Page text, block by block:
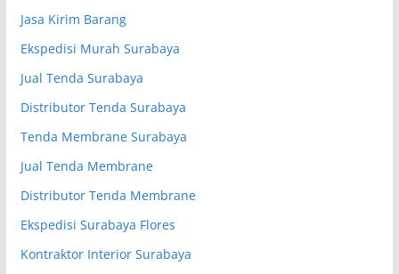
Jasa Kirim Barang
Ekspedisi Murah Surabaya
Jual Tenda Surabaya
Distributor Tenda Surabaya
Tenda Membrane Surabaya
Jual Tenda Membrane
Distributor Tenda Membrane
Ekspedisi Surabaya Flores
Kontraktor Interior Surabaya